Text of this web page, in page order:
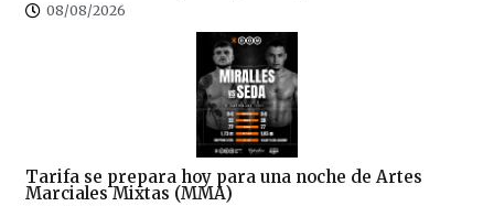
08/08/2026
Tarifa se prepara hoy para una noche de Artes
Marciales Mixtas (MMA)